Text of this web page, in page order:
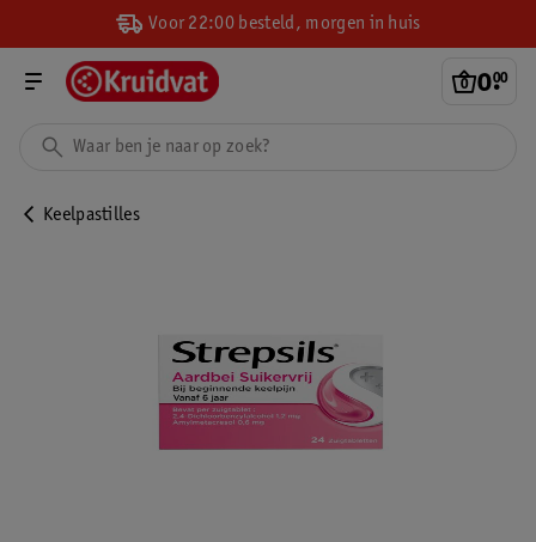
Voor 22:00 besteld, morgen in huis
0.
00
Keelpastilles